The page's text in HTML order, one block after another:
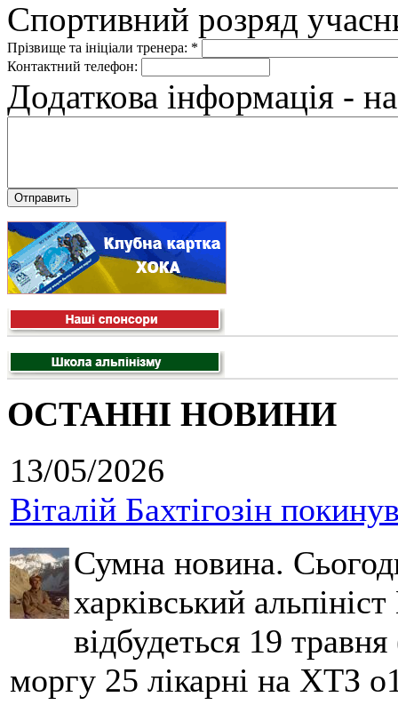
Спортивний розряд
Прізвище та ініціали тренера: *
Контактний телефон:
Додаткова інформація -
ОСТАННІ НОВИНИ
13/05/2026
Віталій Бахтігозін
Сумна новина.
харківський
відбудеться 19
моргу 25 лікарні на ХТЗ